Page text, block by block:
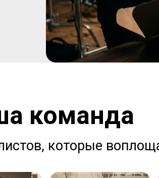
команда
которые